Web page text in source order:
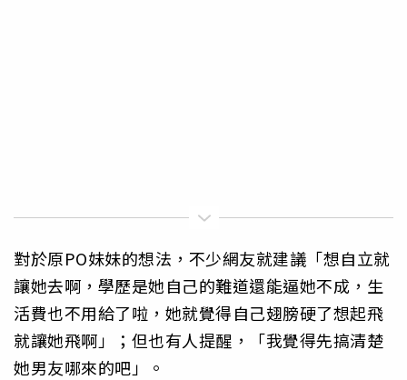
對於原PO妹妹的想法，不少網友就建議「想自立就
讓她去啊，學歷是她自己的難道還能逼她不成，生
活費也不用給了啦，她就覺得自己翅膀硬了想起飛
就讓她飛啊」；但也有人提醒，「我覺得先搞清楚
她男友哪來的吧」。